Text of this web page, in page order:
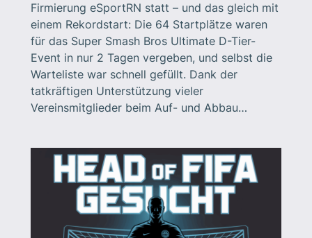
Firmierung eSportRN statt – und das gleich mit
einem Rekordstart: Die 64 Startplätze waren
für das Super Smash Bros Ultimate D-Tier-
Event in nur 2 Tagen vergeben, und selbst die
Warteliste war schnell gefüllt. Dank der
tatkräftigen Unterstützung vieler
Vereinsmitglieder beim Auf- und Abbau…